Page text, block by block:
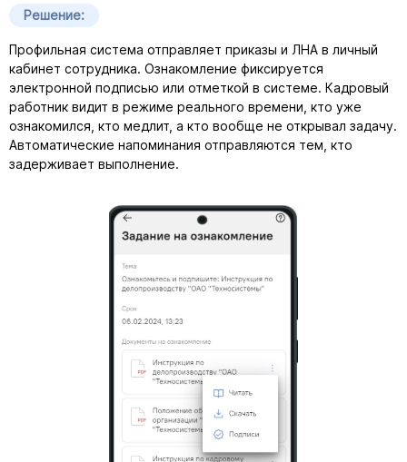
Решение:
Профильная система отправляет приказы и ЛНА в личный
кабинет сотрудника. Ознакомление фиксируется
электронной подписью или отметкой в системе. Кадровый
работник видит в режиме реального времени, кто уже
ознакомился, кто медлит, а кто вообще не открывал задачу.
Автоматические напоминания отправляются тем, кто
задерживает выполнение.